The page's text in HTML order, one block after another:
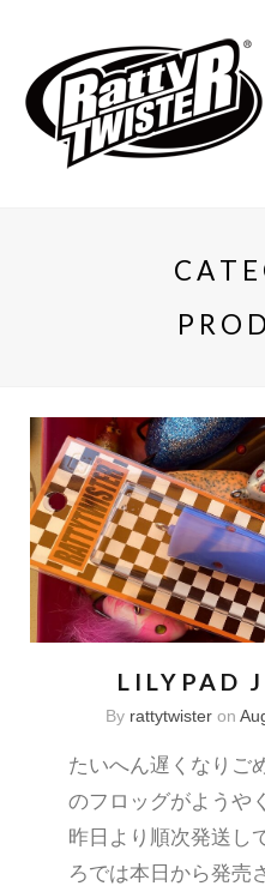
LILYPAD
By rattytwisteron
たいへん遅くなりご
のフロッグがようや
昨日より順次発送し
ろでは本日から発売